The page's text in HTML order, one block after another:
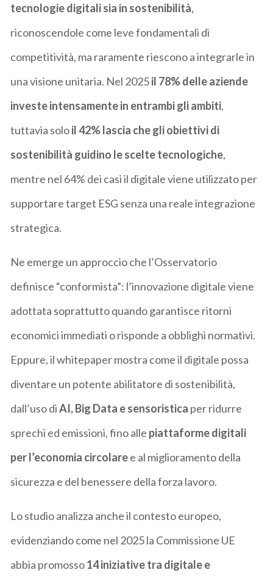
tecnologie digitali sia in sostenibilità,
riconoscendole come leve fondamentali di
competitività, ma raramente riescono a integrarle in
una visione unitaria. Nel 2025il 78% delle aziende
investe intensamente in entrambi gli ambiti,
tuttavia soloil 42% lascia che gli obiettivi di
sostenibilità guidino le scelte tecnologiche,
mentre nel 64% dei casi il digitale viene utilizzato per
supportare target ESG senza una reale integrazione
strategica.
Ne emerge un approccio che l’Osservatorio
definisce “conformista”: l’innovazione digitale viene
adottata soprattutto quando garantisce ritorni
economici immediati o risponde a obblighi normativi.
Eppure, il whitepaper mostra come il digitale possa
diventare un potente abilitatore di sostenibilità,
dall’uso diAI, Big Data e sensoristica per ridurre
sprechi ed emissioni, fino alle piattaforme digitali
per l’economia circolaree al miglioramento della
sicurezza e del benessere della forza lavoro.
Lo studio analizza anche il contesto europeo,
evidenziando come nel 2025 la Commissione UE
abbia promosso14 iniziative tra digitale e